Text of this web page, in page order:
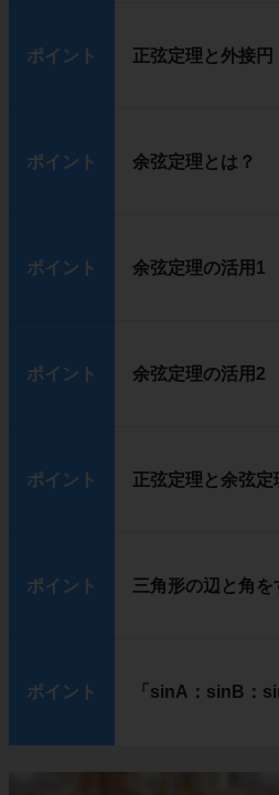
ポイント 正弦定理と外接円
ポイント 余弦定理とは？
ポイント 余弦定理の活用1
ポイント 余弦定理の活用2
ポイント 正弦定理と余弦定
ポイント 三角形の辺と角
ポイント 「sinA：sinB：